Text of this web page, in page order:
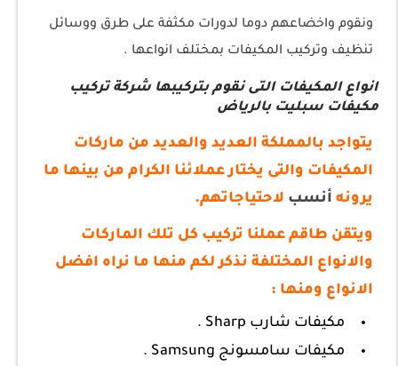
ونقوم واخضاعهم دوما لدورات مكثفة على طرق ووسائل
تنظيف وتركيب المكيفات بمختلف انواعها .
انواع المكيفات التى نقوم بتركيبها شركة تركيب
مكيفات سبليت بالرياض
يتواجد بالمملكة العديد والعديد من ماركات
المكيفات والتى يختار عملائنا الكرام من بينها ما
يرونه أنسب لاحتياجاتهم.
ويتقن طاقم عملنا تركيب كل تلك الماركات
والانواع المختلفة نذكر لكم منها ما نراه افضل
الانواع ومنها :
مكيفات شارب Sharp .
مكيفات سامسونج Samsung .